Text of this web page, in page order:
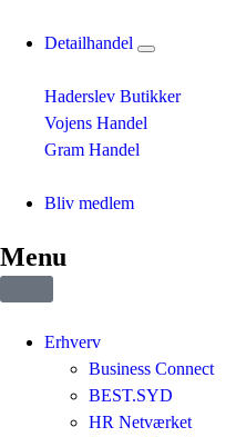
Detailhandel
Haderslev Butikker
Vojens Handel
Gram Handel
Bliv medlem
Menu
Erhverv
Business Connect
BEST.SYD
HR Netværket